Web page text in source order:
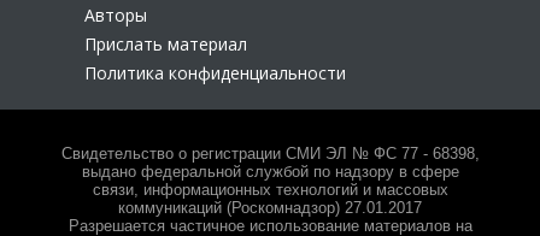
Авторы
Прислать материал
Политика конфиденциальности
Свидетельство о регистрации СМИ ЭЛ № ФС 77 - 68398,
выдано федеральной службой по надзору в сфере
связи, информационных технологий и массовых
коммуникаций (Роскомнадзор) 27.01.2017
Разрешается частичное использование материалов на